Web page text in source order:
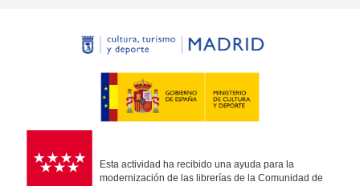
Esta actividad ha recibido una ayuda para la
modernización de las librerías de la Comunidad de